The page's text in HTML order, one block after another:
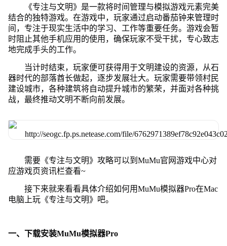
《专注与文明》是一款将时间管理与模拟游戏元素完美
结合的独特游戏。在游戏中，玩家通过启动番茄钟来管理时
间，专注于现实生活中的学习、工作等重要任务。游戏会暂
时阻止其他手机应用的使用，确保玩家不受干扰，专心致志
地完成手头的工作。
当计时结束，玩家便可获得用于文明建设的资源，从石
器时代的部落酋长做起，逐步发展壮大。玩家需要带领村民
建设城市，各种建筑将自动提升城市的繁荣，并面对各种挑
战，最终推动文明不断向前发展。
需要《专注与文明》攻略可以到MuMu官网游戏中心对
应游戏页资讯栏查看~
接下来就来看看具体介绍如何用MuMu模拟器Pro在Mac
电脑上玩《专注与文明》吧。
一、下载安装MuMu模拟器Pro